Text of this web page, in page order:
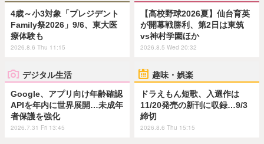
4歳～小3対象「プレジデント
Family祭2026」9/6、東大医
療体験も
2026.8.6 Thu 11:15
【高校野球2026夏】仙台育英
が開幕戦勝利、第2日は東筑
vs神村学園ほか
2026.8.5 Wed 20:32
デジタル生活
Google、アプリ向け年齢確認
APIを年内に世界展開…未成年
者保護を強化
2026.7.31 Fri 13:45
趣味・娯楽
ドラえもん短歌、入選作は
11/20発売の新刊に収録…9/3
締切
2026.8.6 Thu 15:15